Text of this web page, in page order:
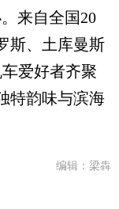
来自全国20
斯、土库曼斯
爱好者齐聚
特韵味与滨海
编辑：梁犇